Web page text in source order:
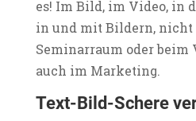
es! Im Bild, im Video, in
in und mit Bildern,
Seminarraum oder beim
auch im Marketing.
Text-Bild-Schere